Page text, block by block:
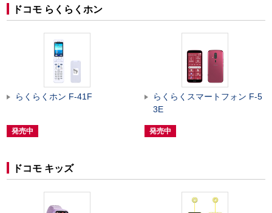
ドコモ らくらくホン
らくらくホン F-41F
発売中
らくらくスマートフォン F-5
3E
発売中
ドコモ キッズ